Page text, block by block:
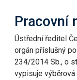
Pracovní
Ústřední ředitel
orgán příslušný
234/2014 Sb., o
vypisuje